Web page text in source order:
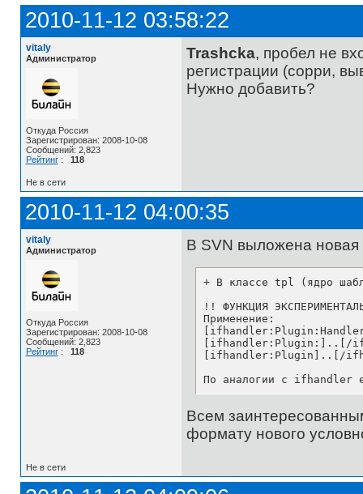
2010-11-12 03:58:22
vitaly
Администратор
Откуда Россия
Зарегистрирован: 2008-10-08
Сообщений: 2,823
Рейтинг: 118
Trashcka, пробел не
регистрации (сорри,
Нужно добавить?
Не в сети
2010-11-12 04:00:35
vitaly
Администратор
Откуда Россия
Зарегистрирован: 2008-10-08
Сообщений: 2,823
Рейтинг: 118
В SVN выложена новая
+ В классе tpl (ядро
!! ФУНКЦИЯ
Применение:
[ifhandler:Plugin:]..[/
[ifhandler:Plugin]..[/
По аналогии с ifhandler
Всем
формату нового
Не в сети